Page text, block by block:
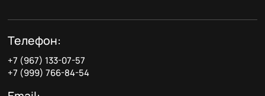
Телефон:
+7 (967) 133-07-57
+7 (999) 766-84-54